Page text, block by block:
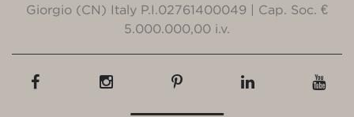
Giorgio (CN) Italy P.I.02761400049 | Cap. Soc. €
5.000.000,00 i.v.